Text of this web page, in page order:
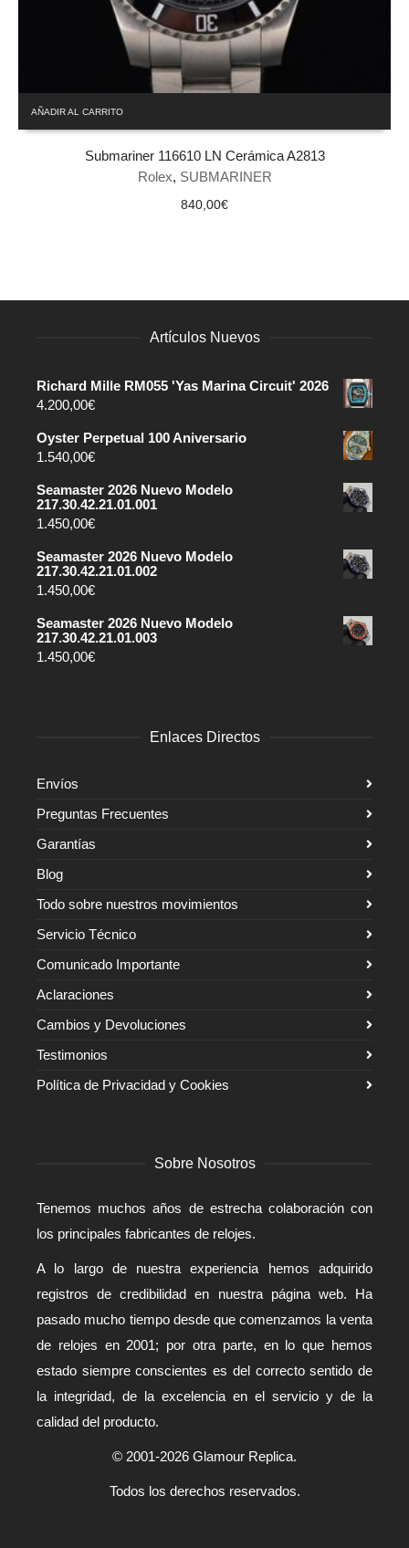
AÑADIR AL CARRITO
Submariner 116610 LN Cerámica A2813
Rolex, SUBMARINER
840,00€
Artículos Nuevos
Richard Mille RM055 'Yas Marina Circuit' 2026
4.200,00€
Oyster Perpetual 100 Aniversario
1.540,00€
Seamaster 2026 Nuevo Modelo
217.30.42.21.01.001
1.450,00€
Seamaster 2026 Nuevo Modelo
217.30.42.21.01.002
1.450,00€
Seamaster 2026 Nuevo Modelo
217.30.42.21.01.003
1.450,00€
Enlaces Directos
Envíos
Preguntas Frecuentes
Garantías
Blog
Todo sobre nuestros movimientos
Servicio Técnico
Comunicado Importante
Aclaraciones
Cambios y Devoluciones
Testimonios
Política de Privacidad y Cookies
Sobre Nosotros
Tenemos muchos años de estrecha colaboración con
los principales fabricantes de relojes.
A lo largo de nuestra experiencia hemos adquirido
registros de credibilidad en nuestra página web. Ha
pasado mucho tiempo desde que comenzamos la venta
de relojes en 2001; por otra parte, en lo que hemos
estado siempre conscientes es del correcto sentido de
la integridad, de la excelencia en el servicio y de la
calidad del producto.
© 2001-2026 Glamour Replica.
Todos los derechos reservados.